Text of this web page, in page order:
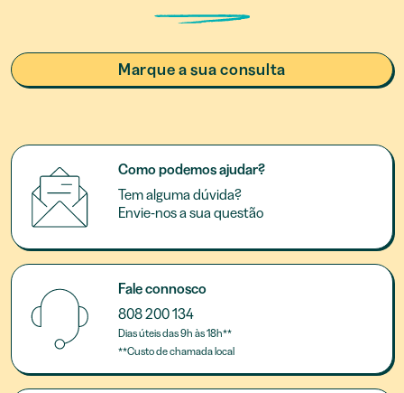
Marque a sua consulta
Como podemos ajudar?
Tem alguma dúvida?
Envie-nos a sua questão
Fale connosco
808 200 134
Dias úteis das 9h às 18h**
**Custo de chamada local